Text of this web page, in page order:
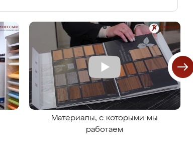
Материалы, с которыми мы
работаем